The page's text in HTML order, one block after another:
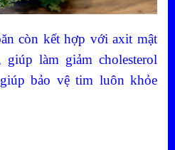
còn kết hợp với axit mật
làm giảm cholesterol
bảo vệ tim luôn khỏe